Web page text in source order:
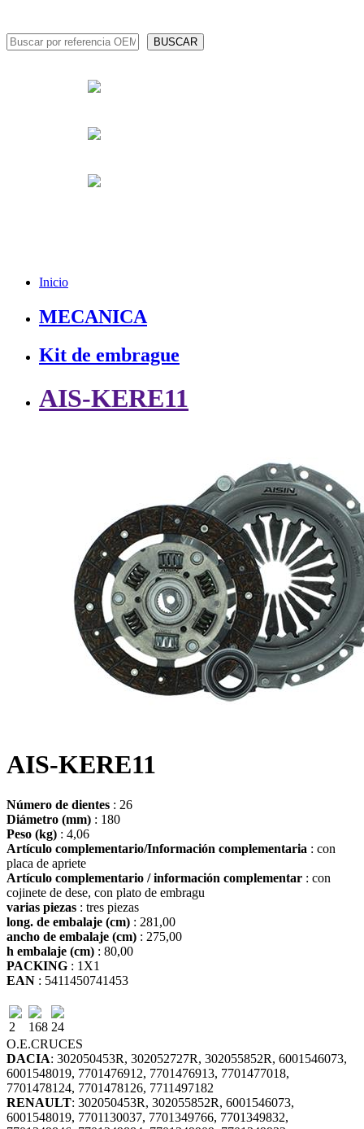
Inicio
MECANICA
Kit de embrague
AIS-KERE11
AIS-KERE11
Número de dientes : 26
Diámetro (mm) : 180
Peso (kg) : 4,06
Artículo complementario/Información complementaria : con
placa de apriete
Artículo complementario / información complementar : con
cojinete de dese, con plato de embragu
varias piezas : tres piezas
long. de embalaje (cm) : 281,00
ancho de embalaje (cm) : 275,00
h embalaje (cm) : 80,00
PACKING : 1X1
EAN : 5411450741453
2 168 24
O.E.CRUCES
DACIA: 302050453R, 302052727R, 302055852R, 6001546073,
6001548019, 7701476912, 7701476913, 7701477018,
7701478124, 7701478126, 7711497182
RENAULT: 302050453R, 302055852R, 6001546073,
6001548019, 7701130037, 7701349766, 7701349832,